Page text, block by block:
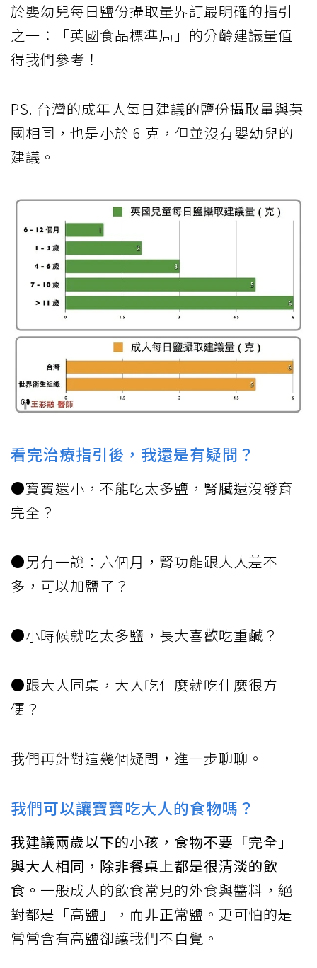
於嬰幼兒每日鹽份攝取量界訂最明確的指引
之一：「英國食品標準局」的分齡建議量值
得我們參考！
PS. 台灣的成年人每日建議的鹽份攝取量與英
國相同，也是小於 6 克，但並沒有嬰幼兒的
建議。
看完治療指引後，我還是有疑問？
●寶寶還小，不能吃太多鹽，腎臟還沒發育
完全？
●另有一說：六個月，腎功能跟大人差不
多，可以加鹽了？
●小時候就吃太多鹽，長大喜歡吃重鹹？
●跟大人同桌，大人吃什麼就吃什麼很方
便？
我們再針對這幾個疑問，進一步聊聊。
我們可以讓寶寶吃大人的食物嗎？
我建議兩歲以下的小孩，食物不要「完全」
與大人相同，除非餐桌上都是很清淡的飲
食。 一般成人的飲食常見的外食與醬料，絕
對都是「高鹽」，而非正常鹽。更可怕的是
常常含有高鹽卻讓我們不自覺。